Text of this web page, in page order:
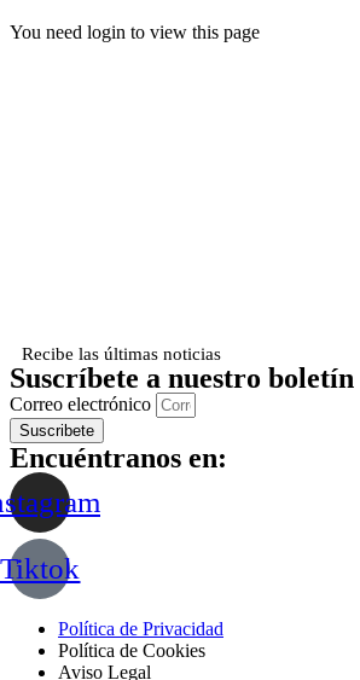
You need login to view this page
Recibe las últimas noticias
Suscríbete a nuestro boletín
Correo electrónico
Suscribete
Encuéntranos en:
Tiktok
Política de Privacidad
Política de Cookies
Aviso Legal